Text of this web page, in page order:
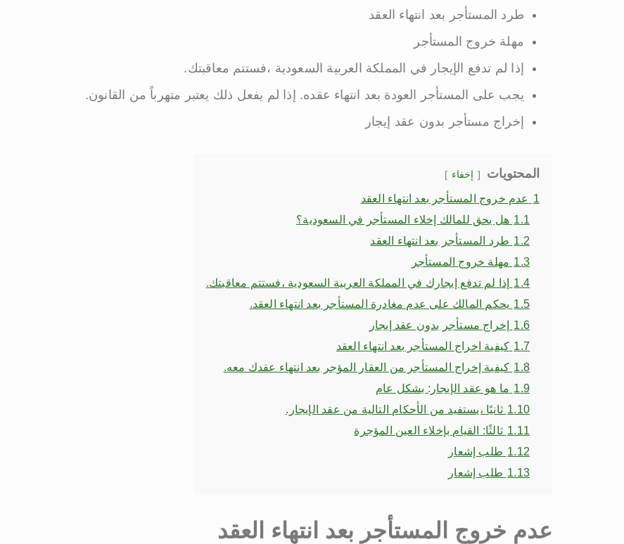
طرد المستأجر بعد انتهاء العقد
مهلة خروج المستأجر
إذا لم تدفع الإيجار في المملكة العربية السعودية ،فستتم معاقبتك.
يجب على المستأجر العودة بعد انتهاء عقده. إذا لم يفعل ذلك يعتبر متهرباً من القانون.
إخراج مستأجر بدون عقد إيجار
المحتويات إخفاء
1 عدم خروج المستأجر بعد انتهاء العقد
1.1 هل يحق للمالك إخلاء المستأجر في السعودية؟
1.2 طرد المستأجر بعد انتهاء العقد
1.3 مهلة خروج المستأجر
1.4 إذا لم تدفع إيجارك في المملكة العربية السعودية ،فستتم معاقبتك.
1.5 يحكم المالك على عدم مغادرة المستأجر بعد انتهاء العقد.
1.6 إخراج مستأجر بدون عقد إيجار
1.7 كيفية اخراج المستأجر بعد انتهاء العقد
1.8 كيفية إخراج المستأجر من العقار المؤجر بعد انتهاء عقدك معه.
1.9 ما هو عقد الإيجار: بشكل عام
1.10 ثانيًا ،يستفيد من الأحكام التالية من عقد الإيجار.
1.11 ثالثًا: القيام بإخلاء العين المؤجرة
1.12 طلب إشعار
1.13 طلب إشعار
عدم خروج المستأجر بعد انتهاء العقد